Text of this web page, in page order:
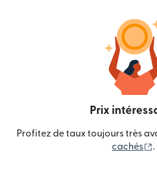
Prix
Profitez de taux toujours très
cachés
.